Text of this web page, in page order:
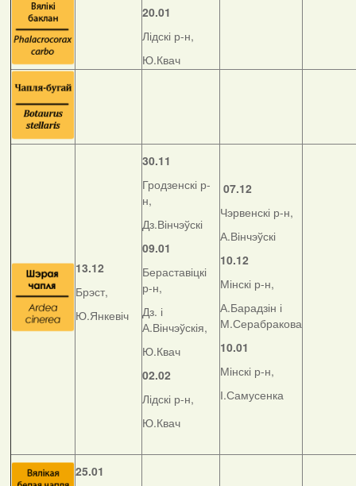
20.01
Лідскі р-н,
Ю.Квач
13.12
Брэст,
Ю.Янкевіч
30.11
Гродзенскі р-
н,
Дз.Вінчэўскі
09.01
Бераставіцкі
р-н,
Дз. і
А.Вінчэўскія,
Ю.Квач
02.02
Лідскі р-н,
Ю.Квач
07.12
Чэрвенскі р-н,
А.Вінчэўскі
10.12
Мінскі р-н,
А.Барадзін і
М.Серабракова
10.01
Мінскі р-н,
І.Самусенка
25.01